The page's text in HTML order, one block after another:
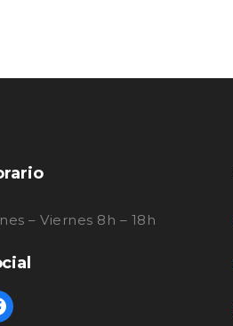
– Viernes 8h – 18h